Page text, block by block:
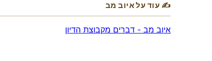
✍ עוד על איוב מב
איוב מב - דברים מקבוצת הדיון